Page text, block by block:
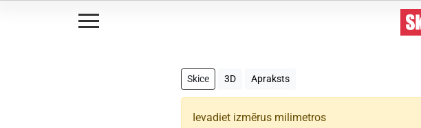
Skice 3D Apraksts
Ievadiet izmērus milimetros